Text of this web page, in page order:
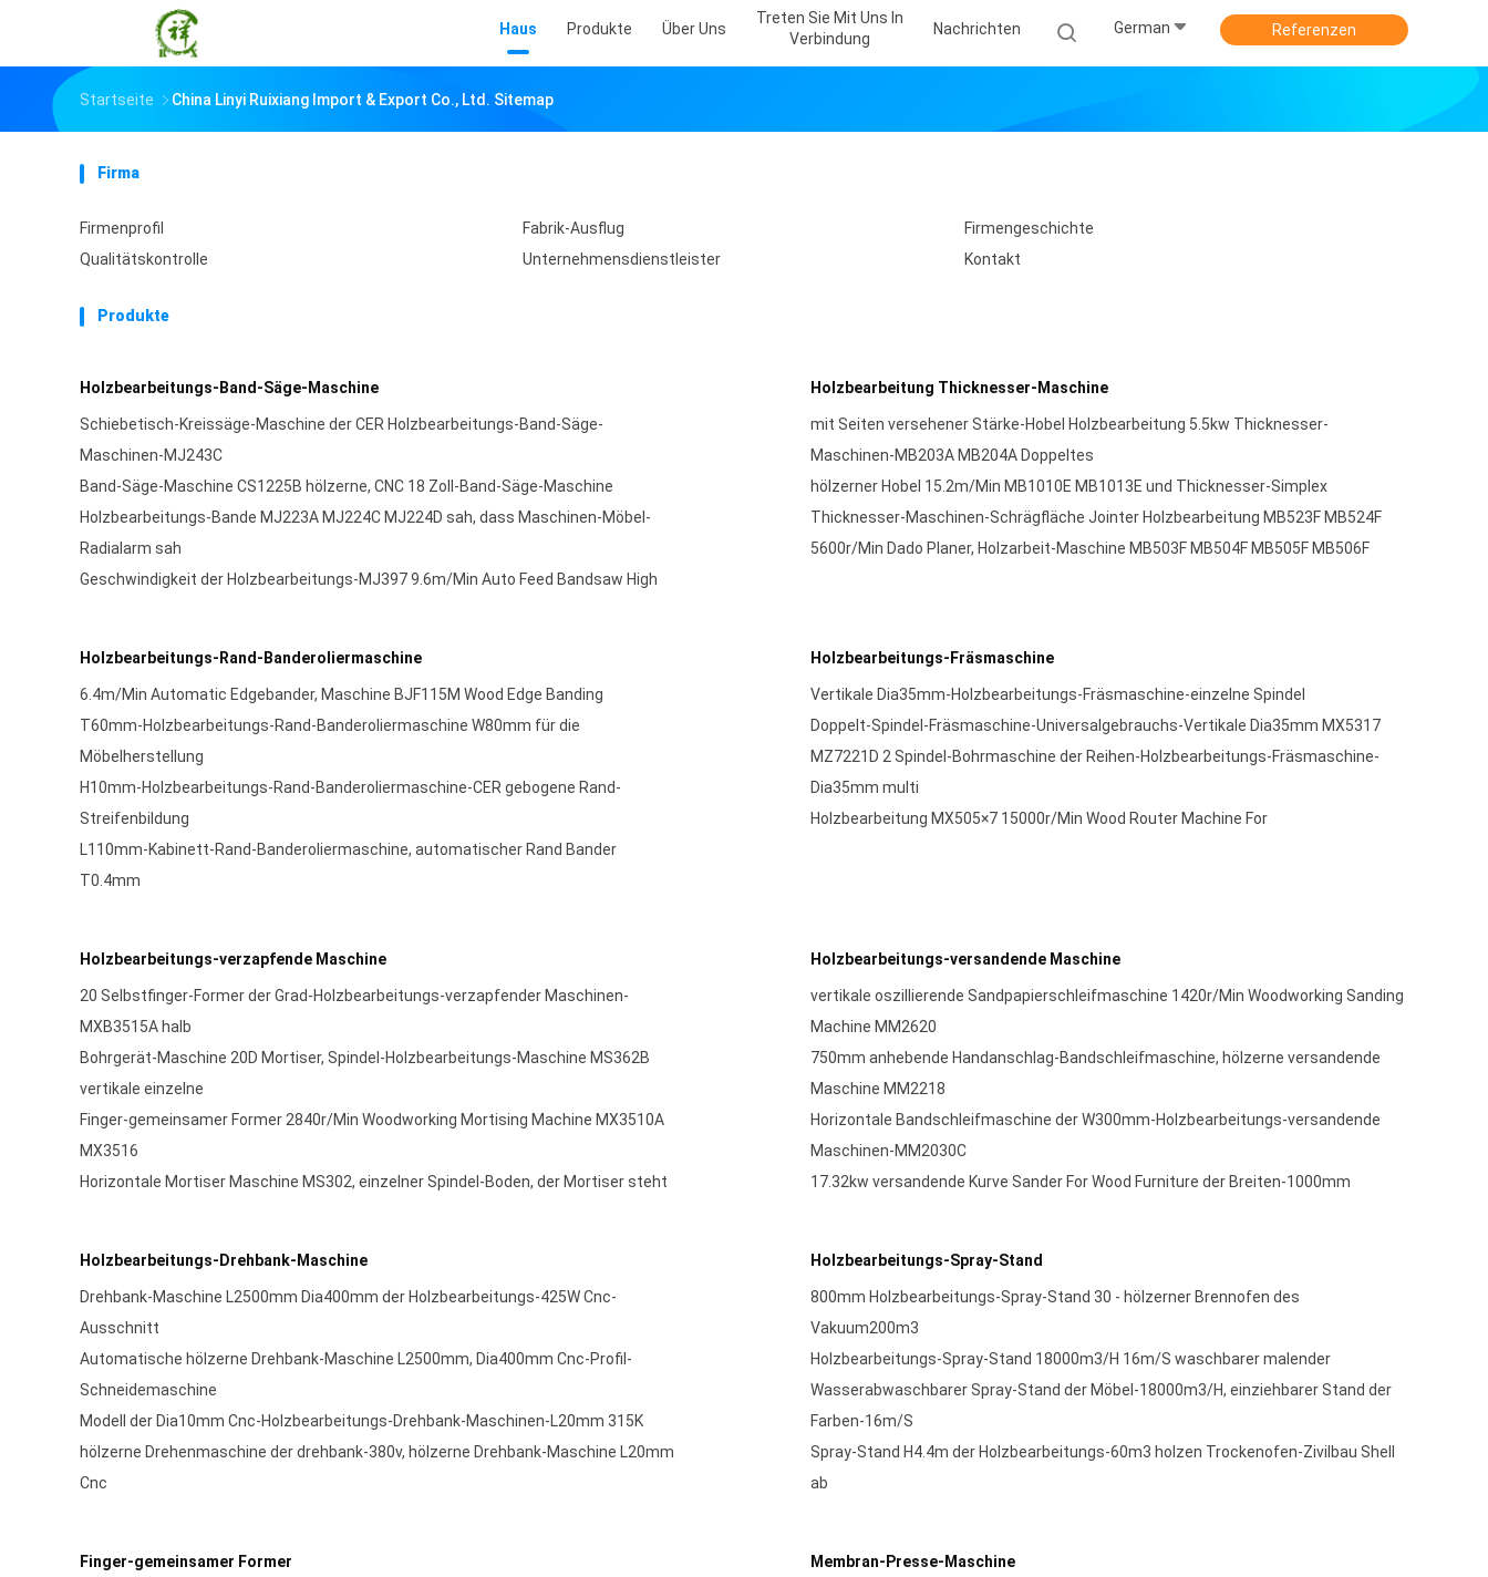
Haus Produkte Über Uns
Treten Sie Mit Uns In
Verbindung
Nachrichten German Referenzen
Startseite China Linyi Ruixiang Import & Export Co., Ltd. Sitemap
Firma
Firmenprofil Fabrik-Ausflug
Firmengeschichte
Qualitätskontrolle
Unternehmensdienstleister Kontakt
Produkte
Holzbearbeitungs-Band-Säge-Maschine
Schiebetisch-Kreissäge-Maschine der CER Holzbearbeitungs-Band-Säge-
Maschinen-MJ243C
Band-Säge-Maschine CS1225B hölzerne, CNC 18 Zoll-Band-Säge-Maschine
Holzbearbeitungs-Bande MJ223A MJ224C MJ224D sah, dass Maschinen-Möbel-
Radialarm sah
Geschwindigkeit der Holzbearbeitungs-MJ397 9.6m/Min Auto Feed Bandsaw High
Holzbearbeitung Thicknesser-Maschine
mit Seiten versehener Stärke-Hobel Holzbearbeitung 5.5kw Thicknesser-
Maschinen-MB203A MB204A Doppeltes
hölzerner Hobel 15.2m/Min MB1010E MB1013E und Thicknesser-Simplex
Thicknesser-Maschinen-Schrägfläche Jointer Holzbearbeitung MB523F MB524F
5600r/Min Dado Planer, Holzarbeit-Maschine MB503F MB504F MB505F MB506F
Holzbearbeitungs-Rand-Banderoliermaschine
6.4m/Min Automatic Edgebander, Maschine BJF115M Wood Edge Banding
T60mm-Holzbearbeitungs-Rand-Banderoliermaschine W80mm für die
Möbelherstellung
H10mm-Holzbearbeitungs-Rand-Banderoliermaschine-CER gebogene Rand-
Streifenbildung
L110mm-Kabinett-Rand-Banderoliermaschine, automatischer Rand Bander
T0.4mm
Holzbearbeitungs-Fräsmaschine
Vertikale Dia35mm-Holzbearbeitungs-Fräsmaschine-einzelne Spindel
Doppelt-Spindel-Fräsmaschine-Universalgebrauchs-Vertikale Dia35mm MX5317
MZ7221D 2 Spindel-Bohrmaschine der Reihen-Holzbearbeitungs-Fräsmaschine-
Dia35mm multi
Holzbearbeitung MX505×7 15000r/Min Wood Router Machine For
Holzbearbeitungs-verzapfende Maschine
20 Selbstfinger-Former der Grad-Holzbearbeitungs-verzapfender Maschinen-
MXB3515A halb
Bohrgerät-Maschine 20D Mortiser, Spindel-Holzbearbeitungs-Maschine MS362B
vertikale einzelne
Finger-gemeinsamer Former 2840r/Min Woodworking Mortising Machine MX3510A
MX3516
Horizontale Mortiser Maschine MS302, einzelner Spindel-Boden, der Mortiser steht
Holzbearbeitungs-versandende Maschine
vertikale oszillierende Sandpapierschleifmaschine 1420r/Min Woodworking Sanding
Machine MM2620
750mm anhebende Handanschlag-Bandschleifmaschine, hölzerne versandende
Maschine MM2218
Horizontale Bandschleifmaschine der W300mm-Holzbearbeitungs-versandende
Maschinen-MM2030C
17.32kw versandende Kurve Sander For Wood Furniture der Breiten-1000mm
Holzbearbeitungs-Drehbank-Maschine
Drehbank-Maschine L2500mm Dia400mm der Holzbearbeitungs-425W Cnc-
Ausschnitt
Automatische hölzerne Drehbank-Maschine L2500mm, Dia400mm Cnc-Profil-
Schneidemaschine
Modell der Dia10mm Cnc-Holzbearbeitungs-Drehbank-Maschinen-L20mm 315K
hölzerne Drehenmaschine der drehbank-380v, hölzerne Drehbank-Maschine L20mm
Cnc
Holzbearbeitungs-Spray-Stand
800mm Holzbearbeitungs-Spray-Stand 30 - hölzerner Brennofen des
Vakuum200m3
Holzbearbeitungs-Spray-Stand 18000m3/H 16m/S waschbarer malender
Wasserabwaschbarer Spray-Stand der Möbel-18000m3/H, einziehbarer Stand der
Farben-16m/S
Spray-Stand H4.4m der Holzbearbeitungs-60m3 holzen Trockenofen-Zivilbau Shell
ab
Finger-gemeinsamer Former Membran-Presse-Maschine